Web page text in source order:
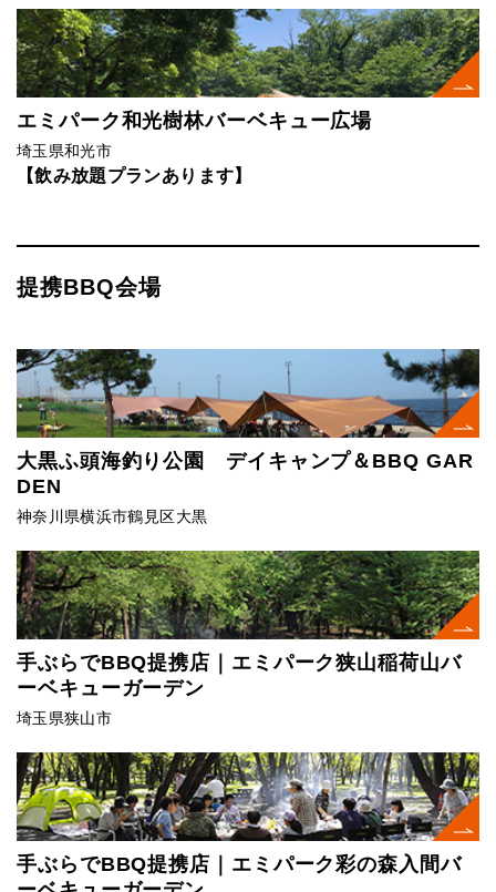
エミパーク和光樹林バーベキュー広場
埼玉県和光市
【飲み放題プランあります】
提携BBQ会場
大黒ふ頭海釣り公園 デイキャンプ＆BBQ GAR
DEN
神奈川県横浜市鶴見区大黒
手ぶらでBBQ提携店｜エミパーク狭山稲荷山バ
ーベキューガーデン
埼玉県狭山市
手ぶらでBBQ提携店｜エミパーク彩の森入間バ